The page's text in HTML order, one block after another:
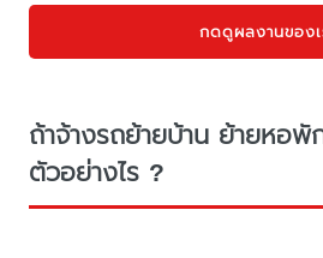
กดดูผลงานของเ
ถ้าจ้างรถย้ายบ้าน ย้ายหอพั
ตัวอย่างไร ?